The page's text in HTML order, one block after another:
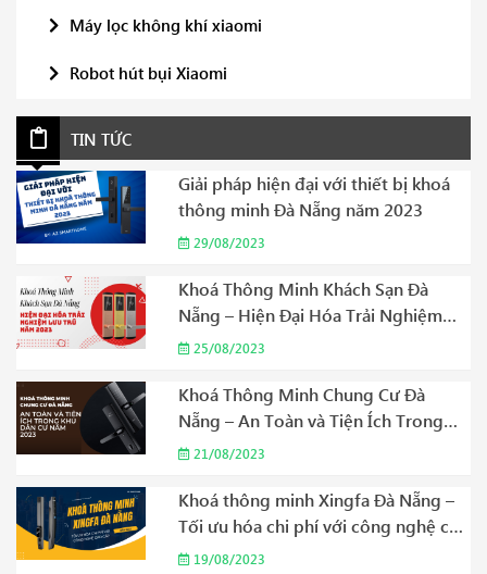
Máy lọc không khí xiaomi
Robot hút bụi Xiaomi
TIN TỨC
Giải pháp hiện đại với thiết bị khoá
thông minh Đà Nẵng năm 2023
29/08/2023
Khoá Thông Minh Khách Sạn Đà
Nẵng – Hiện Đại Hóa Trải Nghiệm
Lưu Trú Năm 2023
25/08/2023
Khoá Thông Minh Chung Cư Đà
Nẵng – An Toàn và Tiện Ích Trong
Khu Dân Cư Năm 2023
21/08/2023
Khoá thông minh Xingfa Đà Nẵng –
Tối ưu hóa chi phí với công nghệ cao
cấp Năm 2023
19/08/2023